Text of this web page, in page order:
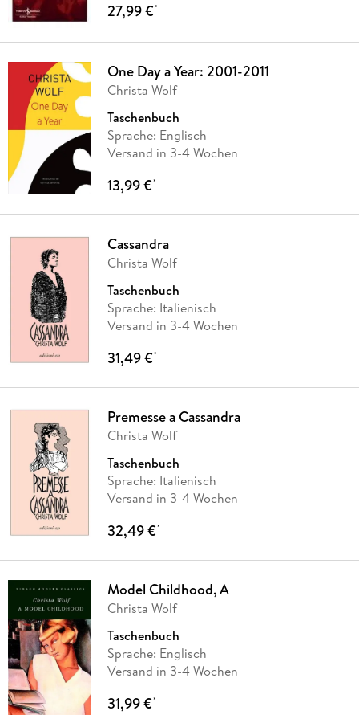
27,99 €*
One Day a Year: 2001-2011
Christa Wolf
Taschenbuch
Sprache: Englisch
Versand in 3-4 Wochen
13,99 €*
Cassandra
Christa Wolf
Taschenbuch
Sprache: Italienisch
Versand in 3-4 Wochen
31,49 €*
Premesse a Cassandra
Christa Wolf
Taschenbuch
Sprache: Italienisch
Versand in 3-4 Wochen
32,49 €*
Model Childhood, A
Christa Wolf
Taschenbuch
Sprache: Englisch
Versand in 3-4 Wochen
31,99 €*